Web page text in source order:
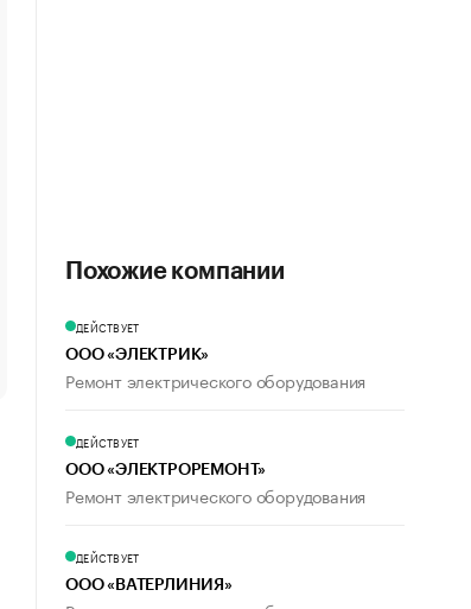
Стресс обеспеченных людей: почему рост доходов
Что обвинения против Павла Дурова значат для
пользователей
Похожие компании
ДЕЙСТВУЕТ
ООО «ЭЛЕКТРИК»
Ремонт электрического оборудования
ДЕЙСТВУЕТ
ООО «ЭЛЕКТРОРЕМОНТ»
Ремонт электрического оборудования
ДЕЙСТВУЕТ
ООО «ВАТЕРЛИНИЯ»